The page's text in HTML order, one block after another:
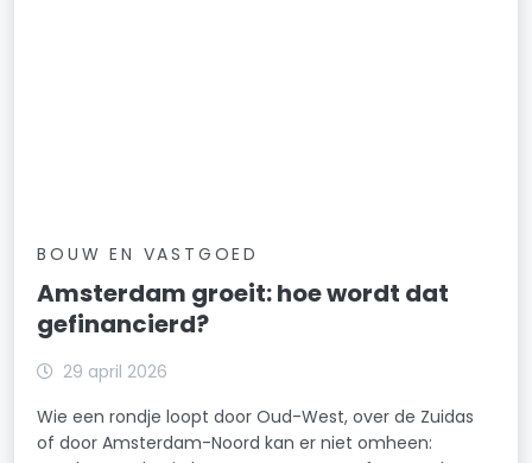
BOUW EN VASTGOED
Amsterdam groeit: hoe wordt dat
gefinancierd?
29 april 2026
Wie een rondje loopt door Oud-West, over de Zuidas
of door Amsterdam-Noord kan er niet omheen: